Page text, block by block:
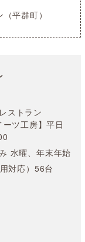
平群町）
ストラン
ツ工房】平日
水曜、年末年始
対応）56台